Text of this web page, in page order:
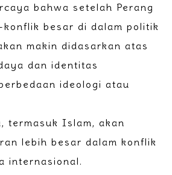
bahwa setelah Perang
konflik besar di dalam politik
makin didasarkan atas
dan identitas
ideologi atau
termasuk Islam, akan
lebih besar dalam konflik
internasional.